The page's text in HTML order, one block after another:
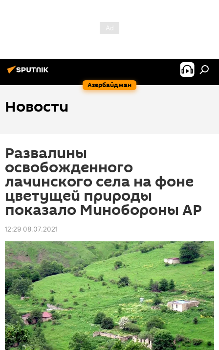
Азербайджан
Новости
Развалины
освобожденного
лачинского села на фоне
цветущей природы
показало Минобороны АР
12:29 08.07.2021